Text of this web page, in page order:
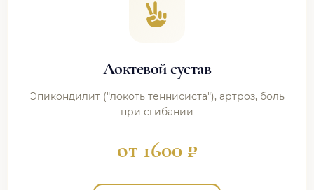
Локтевой сустав
Эпикондилит ("локоть теннисиста"), артроз, боль
при сгибании
от 1600 ₽